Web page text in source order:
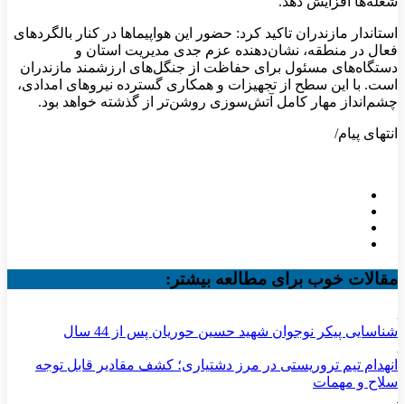
استاندار مازندران تاکید کرد: حضور این هواپیماها در کنار بالگردهای
فعال در منطقه، نشان‌دهنده عزم جدی مدیریت استان و
دستگاه‌های مسئول برای حفاظت از جنگل‌های ارزشمند مازندران
است. با این سطح از تجهیزات و همکاری گسترده نیروهای امدادی،
چشم‌انداز مهار کامل آتش‌سوزی روشن‌تر از گذشته خواهد بود.
انتهای پیام/
مقالات خوب برای مطالعه بیشتر:
شناسایی پیکر نوجوان شهید حسین حوریان پس از 44 سال
انهدام تیم تروریستی در مرز دشتیاری؛ کشف مقادیر قابل توجه
سلاح و مهمات